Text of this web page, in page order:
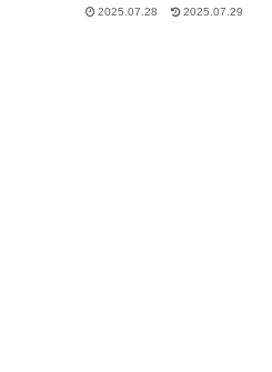
2025.07.28 2025.07.29